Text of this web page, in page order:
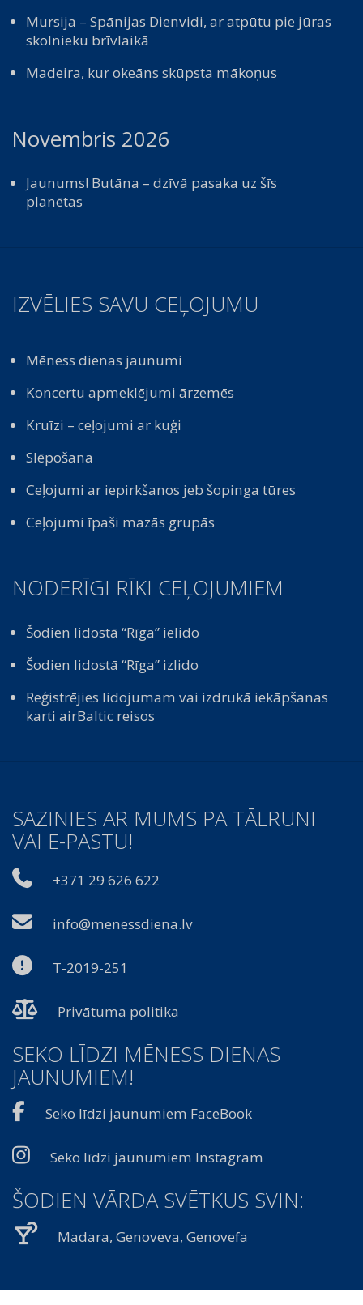
Mursija – Spānijas Dienvidi, ar atpūtu pie jūras
skolnieku brīvlaikā
Madeira, kur okeāns skūpsta mākoņus
Novembris 2026
Jaunums! Butāna – dzīvā pasaka uz šīs
planētas
IZVĒLIES SAVU CEĻOJUMU
Mēness dienas jaunumi
Koncertu apmeklējumi ārzemēs
Kruīzi – ceļojumi ar kuģi
Slēpošana
Ceļojumi ar iepirkšanos jeb šopinga tūres
Ceļojumi īpaši mazās grupās
NODERĪGI RĪKI CEĻOJUMIEM
Šodien lidostā “Rīga” ielido
Šodien lidostā “Rīga” izlido
Reģistrējies lidojumam vai izdrukā iekāpšanas
karti airBaltic reisos
SAZINIES AR MUMS PA TĀLRUNI
VAI E-PASTU!
+371 29 626 622
info@menessdiena.lv
T-2019-251
Privātuma politika
SEKO LĪDZI MĒNESS DIENAS
JAUNUMIEM!
Seko līdzi jaunumiem FaceBook
Seko līdzi jaunumiem Instagram
ŠODIEN VĀRDA SVĒTKUS SVIN:
Madara, Genoveva, Genovefa